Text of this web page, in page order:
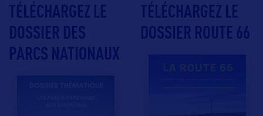
TÉLÉCHARGEZ LE
DOSSIER DES
PARCS NATIONAUX
TÉLÉCHARGEZ LE
DOSSIER ROUTE 66